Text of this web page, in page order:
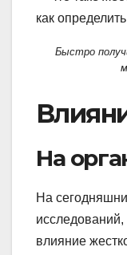
Быстро
На
На
влияние